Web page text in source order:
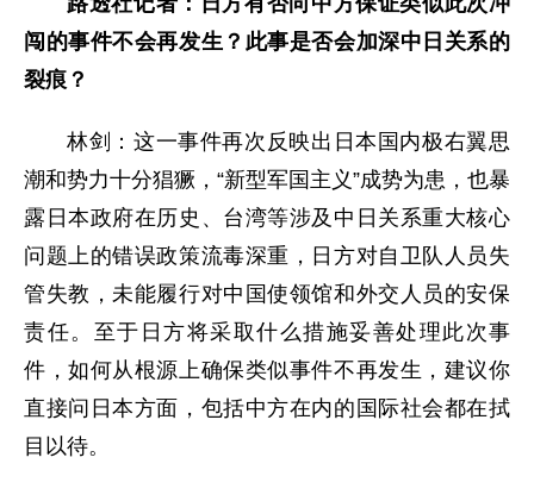
闯的事件不会再发生？此事是否会加深中日关系的
裂痕？
林剑：这一事件再次反映出日本国内极右翼思
潮和势力十分猖獗，“新型军国主义”成势为患，也暴
露日本政府在历史、台湾等涉及中日关系重大核心
问题上的错误政策流毒深重，日方对自卫队人员失
管失教，未能履行对中国使领馆和外交人员的安保
责任。至于日方将采取什么措施妥善处理此次事
件，如何从根源上确保类似事件不再发生，建议你
直接问日本方面，包括中方在内的国际社会都在拭
目以待。